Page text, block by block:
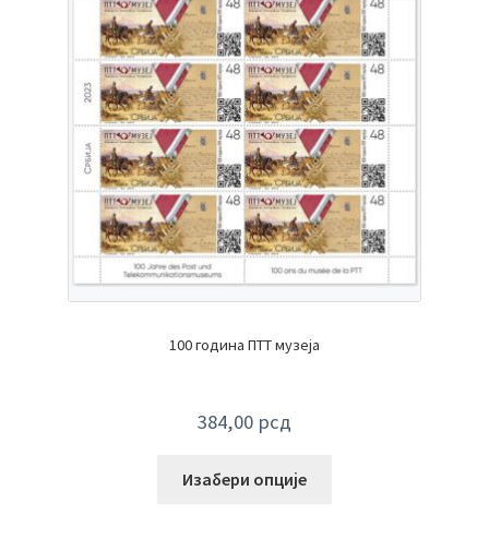
100 година ПТТ музеја
384,00 рсд
Изабери опције